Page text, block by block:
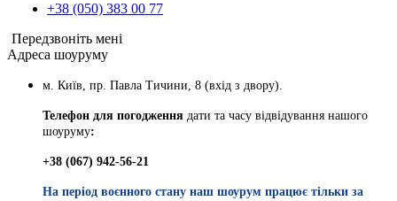
+38 (050) 383 00 77
Передзвоніть мені
Адреса шоуруму
м. Київ, пр. Павла Тичини, 8 (вхід з двору).
Телефон для погодження дати та часу відвідування нашого
шоуруму:
+38 (067) 942-56-21
На період воєнного стану наш шоурум працює тільки за